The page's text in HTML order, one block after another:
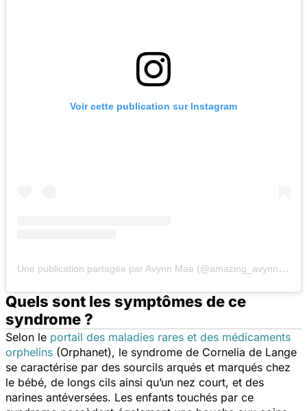
Voir cette publication sur Instagram
Une publication partagée par Avynn Mae (@amazing_avynnmae)
Quels sont les symptômes de ce
syndrome ?
Selon le portail des maladies rares et des médicaments
orphelins (Orphanet), le syndrome de Cornelia de Lange
se caractérise par des sourcils arqués et marqués chez
le bébé, de longs cils ainsi qu’un nez court, et des
narines antéversées. Les enfants touchés par ce